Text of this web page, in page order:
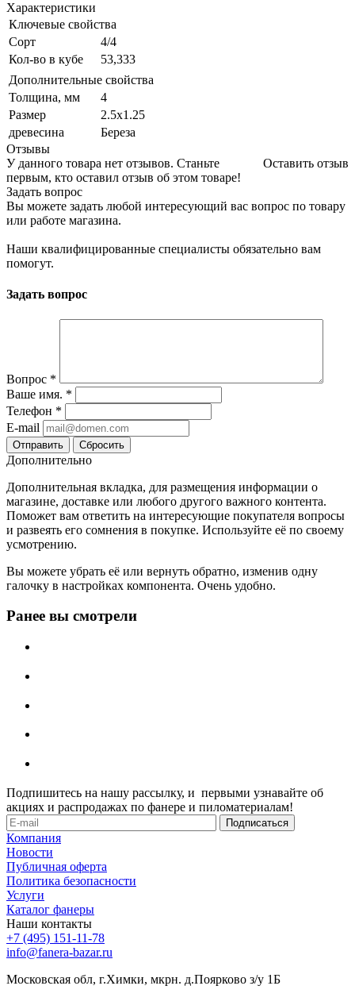
Характеристики
Ключевые свойства
Сорт
4/4
Кол-во в кубе
53,333
Дополнительные свойства
Толщина, мм
4
Размер
2.5х1.25
древесина
Береза
Отзывы
Оставить отзыв
У данного товара нет отзывов. Станьте
первым, кто оставил отзыв об этом товаре!
Задать вопрос
Вы можете задать любой интересующий вас вопрос по товару
или работе магазина.
Наши квалифицированные специалисты обязательно вам
помогут.
Задать вопрос
Вопрос *
Ваше имя. *
Телефон *
E-mail
Сбросить
Дополнительно
Дополнительная вкладка, для размещения информации о
магазине, доставке или любого другого важного контента.
Поможет вам ответить на интересующие покупателя вопросы
и развеять его сомнения в покупке. Используйте её по своему
усмотрению.
Вы можете убрать её или вернуть обратно, изменив одну
галочку в настройках компонента. Очень удобно.
Ранее вы смотрели
Подпишитесь на нашу рассылку, и первыми узнавайте об
акциях и распродажах по фанере и пиломатериалам!
Компания
Новости
Публичная оферта
Политика безопасности
Услуги
Каталог фанеры
Наши контакты
+7 (495) 151-11-78
info@fanera-bazar.ru
Московская обл, г.Химки, мкрн. д.Поярково з/у 1Б